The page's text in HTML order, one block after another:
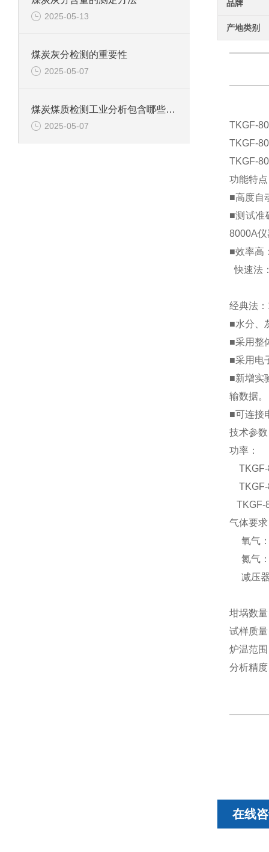
品牌
产地类别
TKGF-
TKGF-
TKGF-
功能特
■高度自
■测试准
8000A
■效率高
快速法
经典法
■水分、
■采用整
■采用电
■新增实
输数据。
■可连接
技术参
功率：
TKGF-
TKGF-
TKGF-
气体要
氧气：
氮气：
减压器
坩埚数
试样质
炉温范
分析精
在线
2025-05-13
煤炭灰分检测的重要性
2025-05-07
煤炭煤质检测工业分析包含哪些项目？鹤壁新天科为您解答
2025-05-07